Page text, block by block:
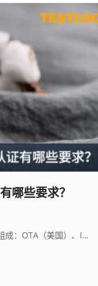
哪些要求？
GOTS是全球有机纺织品标准，由四大成员组成：OTA（美国）、IVN（德国），土壤协会（英国）和JOCA （日本）。这四大成员与其他国际相关机构及专家共同制定了GOTS标准。那么GOTS认证是什么？获得GOTS认证需要哪些要求？GOTS认证流程是什么？获得GOTS认证后可以贴标签吗？